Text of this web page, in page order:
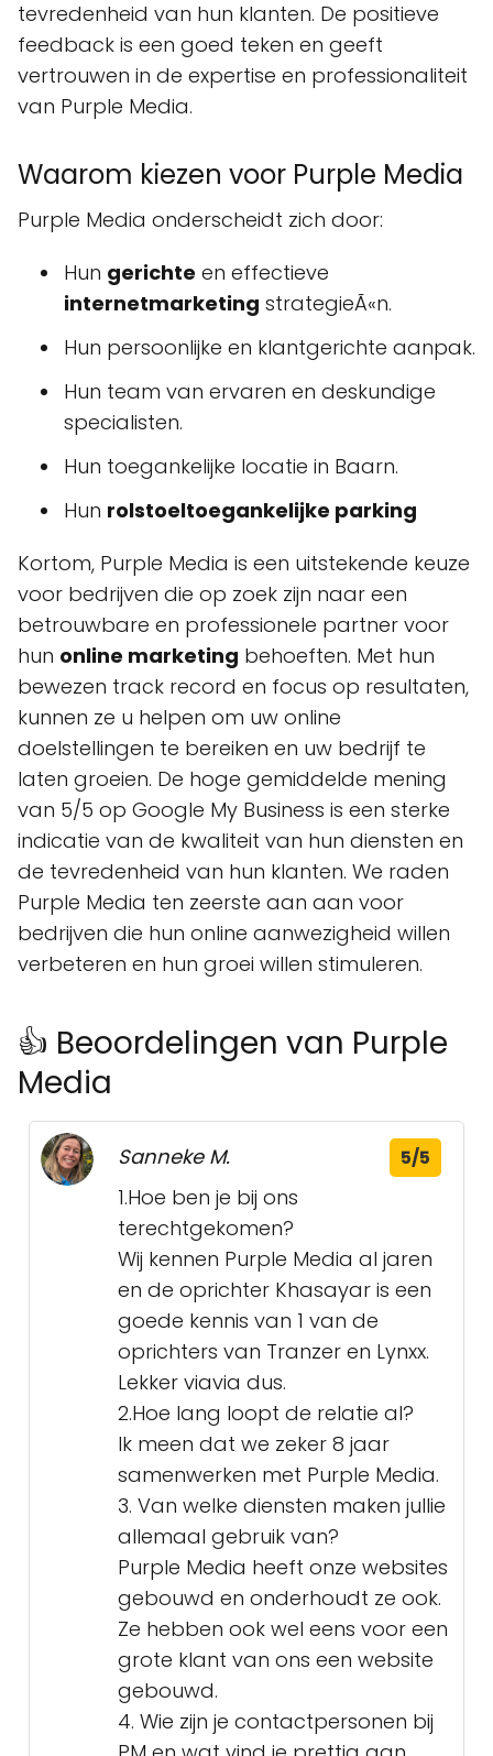
tevredenheid van hun klanten. De positieve
feedback is een goed teken en geeft
vertrouwen in de expertise en professionaliteit
van Purple Media.
Waarom kiezen voor Purple Media
Purple Media onderscheidt zich door:
Hun gerichte en effectieve
internetmarketing strategieÃ«n.
Hun persoonlijke en klantgerichte aanpak.
Hun team van ervaren en deskundige
specialisten.
Hun toegankelijke locatie in Baarn.
Hun rolstoeltoegankelijke parking
Kortom, Purple Media is een uitstekende keuze
voor bedrijven die op zoek zijn naar een
betrouwbare en professionele partner voor
hun online marketing behoeften. Met hun
bewezen track record en focus op resultaten,
kunnen ze u helpen om uw online
doelstellingen te bereiken en uw bedrijf te
laten groeien. De hoge gemiddelde mening
van 5/5 op Google My Business is een sterke
indicatie van de kwaliteit van hun diensten en
de tevredenheid van hun klanten. We raden
Purple Media ten zeerste aan aan voor
bedrijven die hun online aanwezigheid willen
verbeteren en hun groei willen stimuleren.
👍 Beoordelingen van Purple
Media
Sanneke M. 5/5
1.Hoe ben je bij ons
terechtgekomen?
Wij kennen Purple Media al jaren
en de oprichter Khasayar is een
goede kennis van 1 van de
oprichters van Tranzer en Lynxx.
Lekker viavia dus.
2.Hoe lang loopt de relatie al?
Ik meen dat we zeker 8 jaar
samenwerken met Purple Media.
3. Van welke diensten maken jullie
allemaal gebruik van?
Purple Media heeft onze websites
gebouwd en onderhoudt ze ook.
Ze hebben ook wel eens voor een
grote klant van ons een website
gebouwd.
4. Wie zijn je contactpersonen bij